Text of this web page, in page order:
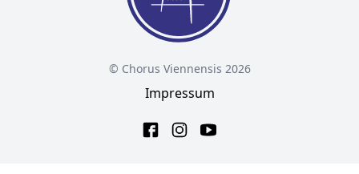
© Chorus Viennensis 2026
Impressum